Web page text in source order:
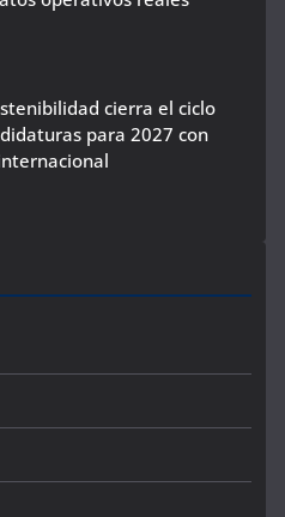
cierra el ciclo
para 2027 con